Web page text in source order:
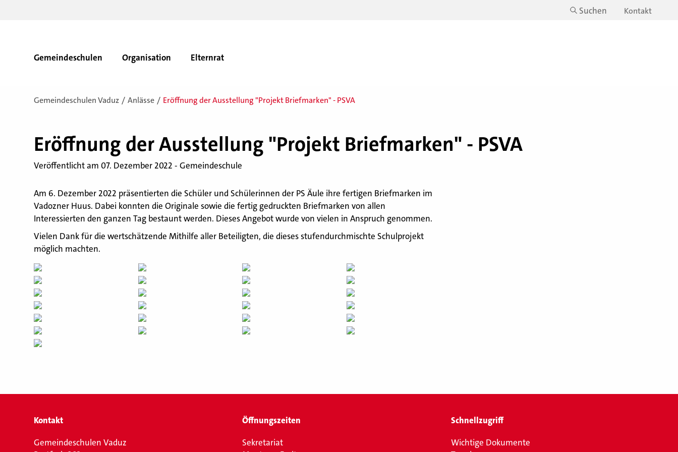
Suchen Kontakt
Gemeindeschulen Organisation Elternrat
Gemeindeschulen Vaduz Anlässe Eröffnung der Ausstellung "Projekt Briefmarken" - PSVA
Er­öff­nung der Aus­stel­lung "Pro­jekt Brief­mar­ken" - PSVA
Veröffentlicht am 07. Dezember 2022 - Gemeindeschule
Am 6. Dezember 2022 präsentierten die Schüler und Schülerinnen der PS Äule ihre fertigen Briefmarken im
Vadozner Huus. Dabei konnten die Originale sowie die fertig gedruckten Briefmarken von allen
Interessierten den ganzen Tag bestaunt werden. Dieses Angebot wurde von vielen in Anspruch genommen.
Vielen Dank für die wertschätzende Mithilfe aller Beteiligten, die dieses stufendurchmischte Schulprojekt
möglich machten.
Kontakt
Gemeindeschulen Vaduz
Öffnungszeiten
Sekretariat
Schnellzugriff
Wichtige Dokumente